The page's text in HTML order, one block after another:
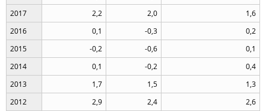
2017
2,2 2,0
1,6
2016
0,1 -0,3
0,2
2015
-0,2 -0,6
0,1
2014
0,1 -0,2
0,4
2013
1,7 1,5
1,3
2012
2,9 2,4
2,6